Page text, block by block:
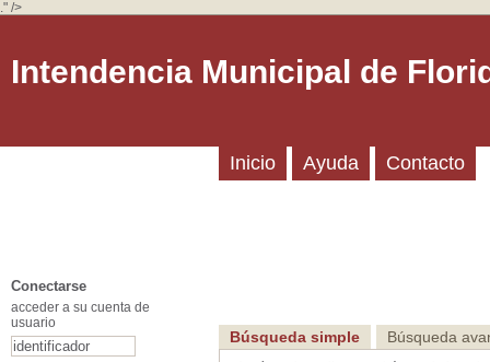
." />
Intendencia Municipal de
Búsqueda simple Búsqueda
Inicio Ayuda Contacto
Conectarse
acceder a su cuenta de
usuario